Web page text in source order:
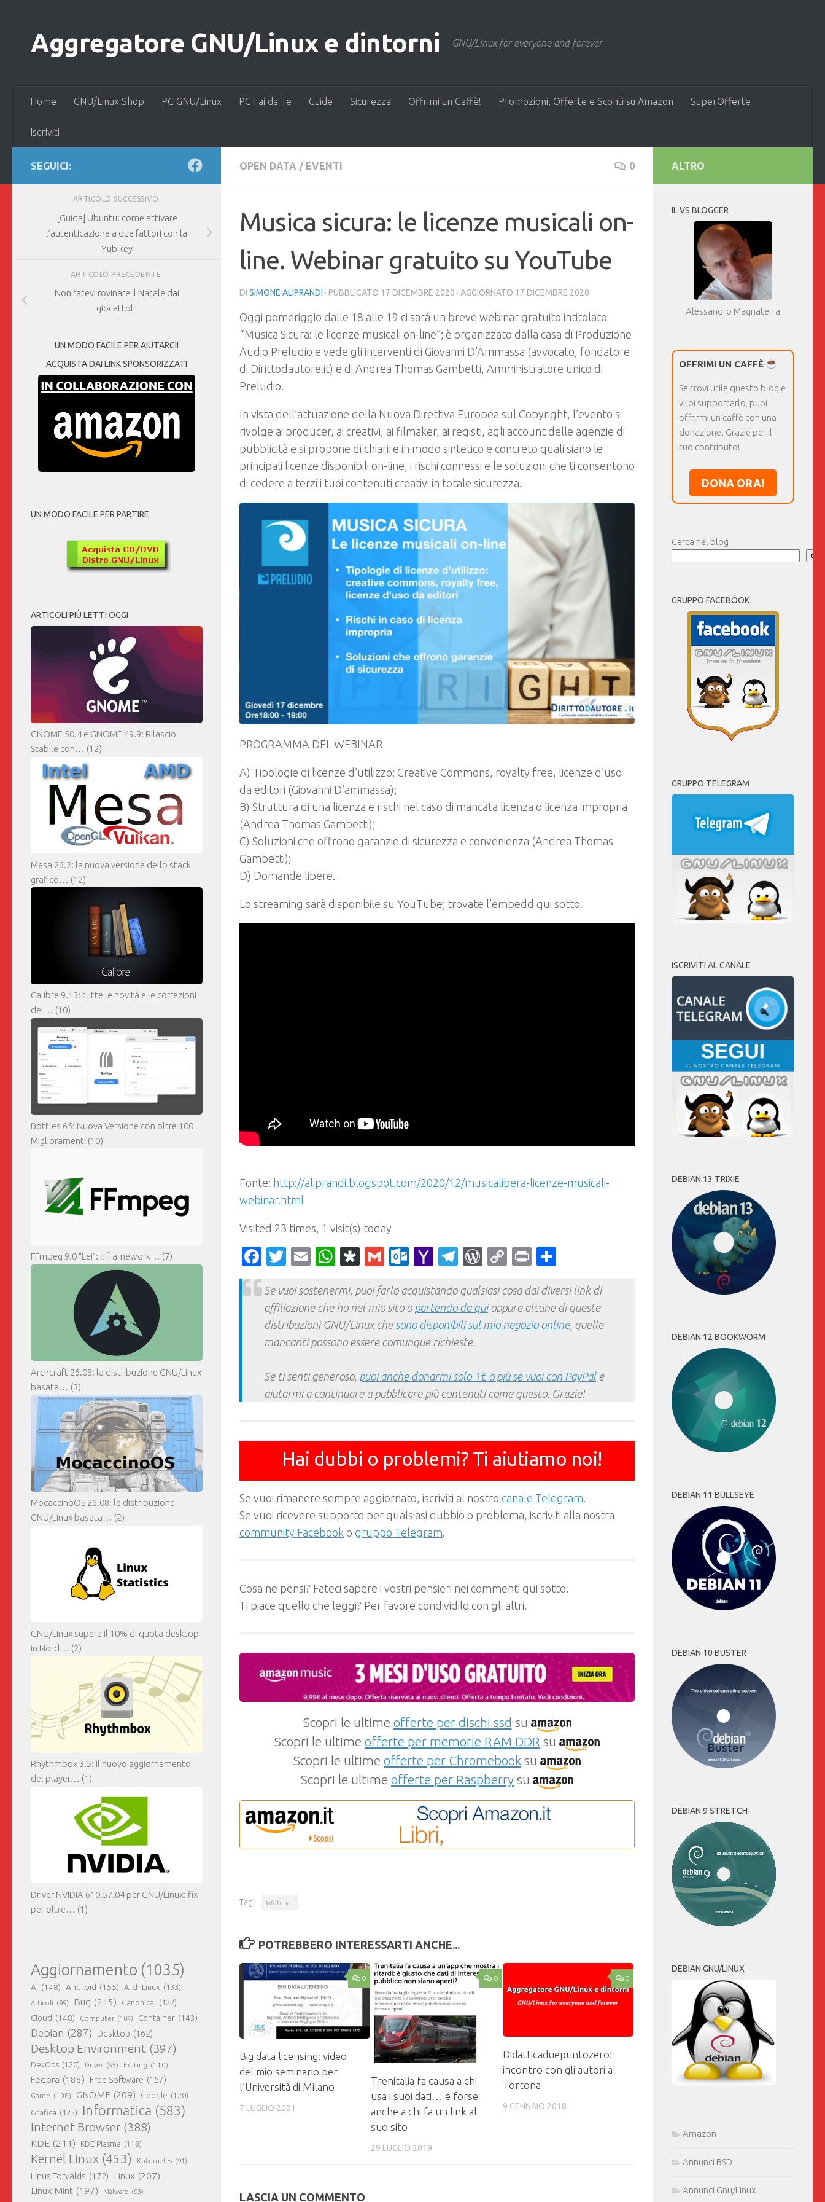
Aggregatore GNU/Linux e dintorni GNU/Linux for everyone and forever
Home GNU/Linux Shop PC GNU/Linux PC Fai da Te Guide Sicurezza Offrimi un Caffè! Promozioni, Offerte e Sconti su Amazon SuperOfferte
Iscriviti
OPEN DATA / EVENTI 0
Musica sicura: le licenze musicali on-
line. Webinar gratuito su YouTube
DI SIMONE ALIPRANDI · PUBBLICATO 17 DICEMBRE 2020 · AGGIORNATO 17 DICEMBRE 2020
Oggi pomeriggio dalle 18 alle 19 ci sarà un breve webinar gratuito intitolato
“Musica Sicura: le licenze musicali on-line”; è organizzato dalla casa di Produzione
Audio Preludio e vede gli interventi di Giovanni D’Ammassa (avvocato, fondatore
di Dirittodautore.it) e di Andrea Thomas Gambetti, Amministratore unico di
Preludio.
In vista dell’attuazione della Nuova Direttiva Europea sul Copyright, l’evento si
rivolge ai producer, ai creativi, ai filmaker, ai registi, agli account delle agenzie di
pubblicità e si propone di chiarire in modo sintetico e concreto quali siano le
principali licenze disponibili on-line, i rischi connessi e le soluzioni che ti consentono
di cedere a terzi i tuoi contenuti creativi in totale sicurezza.
PROGRAMMA DEL WEBINAR
A) Tipologie di licenze d’utilizzo: Creative Commons, royalty free, licenze d’uso
da editori (Giovanni D’ammassa);
B) Struttura di una licenza e rischi nel caso di mancata licenza o licenza impropria
(Andrea Thomas Gambetti);
C) Soluzioni che offrono garanzie di sicurezza e convenienza (Andrea Thomas
Gambetti);
D) Domande libere.
Lo streaming sarà disponibile su YouTube; trovate l’embedd qui sotto.
Fonte: http://aliprandi.blogspot.com/2020/12/musicalibera-licenze-musicali-
webinar.html
Visited 23 times, 1 visit(s) today
Facebook
Twitter
EmailWhatsApp
Diaspora
GmailOutlook.com
YahooTelegram
WordPress
CopyPrint
Se vuoi sostenermi, puoi farlo acquistando qualsiasi cosa dai diversi link di
affiliazione che ho nel mio sito o partendo da quioppure alcune di queste
distribuzioni GNU/Linux che sono disponibili sul mio negozio online, quelle
mancanti possono essere comunque richieste.
Se ti senti generoso, puoi anche donarmi solo 1€ o più se vuoi con PayPale
aiutarmi a continuare a pubblicare più contenuti come questo. Grazie!
Hai dubbi o problemi? Ti aiutiamo noi!
Se vuoi rimanere sempre aggiornato, iscriviti al nostro canale Telegram.
Se vuoi ricevere supporto per qualsiasi dubbio o problema, iscriviti alla nostra
community Facebook o gruppo Telegram.
Cosa ne pensi? Fateci sapere i vostri pensieri nei commenti qui sotto.
Ti piace quello che leggi? Per favore condividilo con gli altri.
Scopri le ultime offerte per dischi ssd su
Scopri le ultime offerte per memorie RAM DDR su
Scopri le ultime offerte per Chromebook su
Scopri le ultime offerte per Raspberry su
Tag: Webinar
POTREBBERO INTERESSARTI ANCHE...
0
Big data licensing: video
del mio seminario per
l’Università di Milano
7 LUGLIO 2021
0
Trenitalia fa causa a chi
usa i suoi dati… e forse
anche a chi fa un link al
suo sito
29 LUGLIO 2019
0
Didatticaduepuntozero:
incontro con gli autori a
Tortona
9 GENNAIO 2018
LASCIA UN COMMENTO
SEGUICI:
ARTICOLO SUCCESSIVO
[Guida] Ubuntu: come attivare
l’autenticazione a due fattori con la
Yubikey
ARTICOLO PRECEDENTE
Non fatevi rovinare il Natale dai
giocattoli!
UN MODO FACILE PER AIUTARCI!
ACQUISTA DAI LINK SPONSORIZZATI
UN MODO FACILE PER PARTIRE
ARTICOLI PIÙ LETTI OGGI
GNOME 50.4 e GNOME 49.9: Rilascio
Stabile con… (12)
Mesa 26.2: la nuova versione dello stack
grafico… (12)
Calibre 9.13: tutte le novità e le correzioni
del… (10)
Bottles 65: Nuova Versione con oltre 100
Miglioramenti (10)
FFmpeg 9.0 “Lei”: il framework… (7)
Archcraft 26.08: la distribuzione GNU/Linux
basata… (3)
MocaccinoOS 26.08: la distribuzione
GNU/Linux basata… (2)
GNU/Linux supera il 10% di quota desktop
in Nord… (2)
Rhythmbox 3.5: il nuovo aggiornamento
del player… (1)
Driver NVIDIA 610.57.04 per GNU/Linux: fix
per oltre… (1)
Aggiornamento (1035)
AI (148) Android (155) Arch Linux (133)
Articoli (99) Bug (215) Canonical (122)
Cloud (148) Computer (104) Container (143)
Debian (287) Desktop (162)
Desktop Environment (397)
DevOps (120) Driver (95) Editing (110)
Fedora (188) Free Software (157)
Game (108) GNOME (209) Google (120)
Grafica (125) Informatica (583)
Internet Browser (388)
KDE (211) KDE Plasma (118)
Kernel Linux (453) Kubernetes (91)
Linus Torvalds (172) Linux (207)
Linux Mint (197) Malware (93)
ALTRO
IL VS BLOGGER
Alessandro Magnaterra
OFFRIMI UN CAFFÈ
Se trovi utile questo blog e
vuoi supportarlo, puoi
offrirmi un caffè con una
donazione. Grazie per il
tuo contributo!
DONA ORA!
Cerca nel blog
GRUPPO FACEBOOK
GRUPPO TELEGRAM
ISCRIVITI AL CANALE
DEBIAN 13 TRIXIE
DEBIAN 12 BOOKWORM
DEBIAN 11 BULLSEYE
DEBIAN 10 BUSTER
DEBIAN 9 STRETCH
DEBIAN GNU/LINUX
Amazon
Annunci BSD
Annunci Gnu/Linux